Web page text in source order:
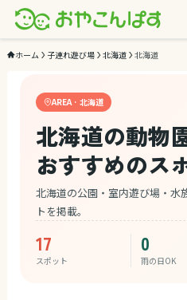
ホーム 子連れ遊び場 北海道 北海道
AREA · 北海道
北海道の動物
おすすめのス
北海道の公園・室内遊び場・水
トを掲載。
17
スポット
0
雨の日OK